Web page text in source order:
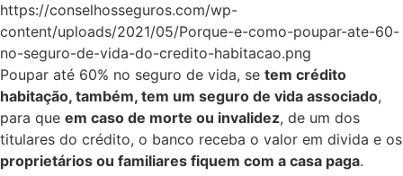
https://conselhosseguros.com/wp-
content/uploads/2021/05/Porque-e-como-poupar-ate-60-
no-seguro-de-vida-do-credito-habitacao.png
Poupar até 60% no seguro de vida, se tem crédito
habitação, também, tem um seguro de vida associado,
para que em caso de morte ou invalidez, de um dos
titulares do crédito, o banco receba o valor em divida e os
proprietários ou familiares fiquem com a casa paga.